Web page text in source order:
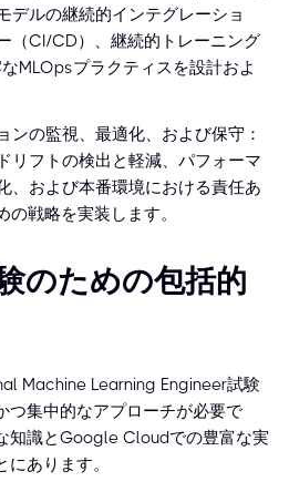
デルの継続的インテグレーショ
（CI/CD）、継続的トレーニング
なMLOpsプラクティスを設計およ
ンの監視、最適化、および保守：
リフトの検出と軽減、パフォーマ
、および本番環境における責任あ
の戦略を実装します。
のための包括的
Machine Learning Engineer試験
つ集中的なアプローチが必要で
知識とGoogle Cloudでの豊富な実
あります。